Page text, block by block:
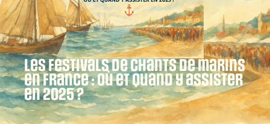
Les festivals de chants de marins
en France : où et quand y assister
en 2025 ?